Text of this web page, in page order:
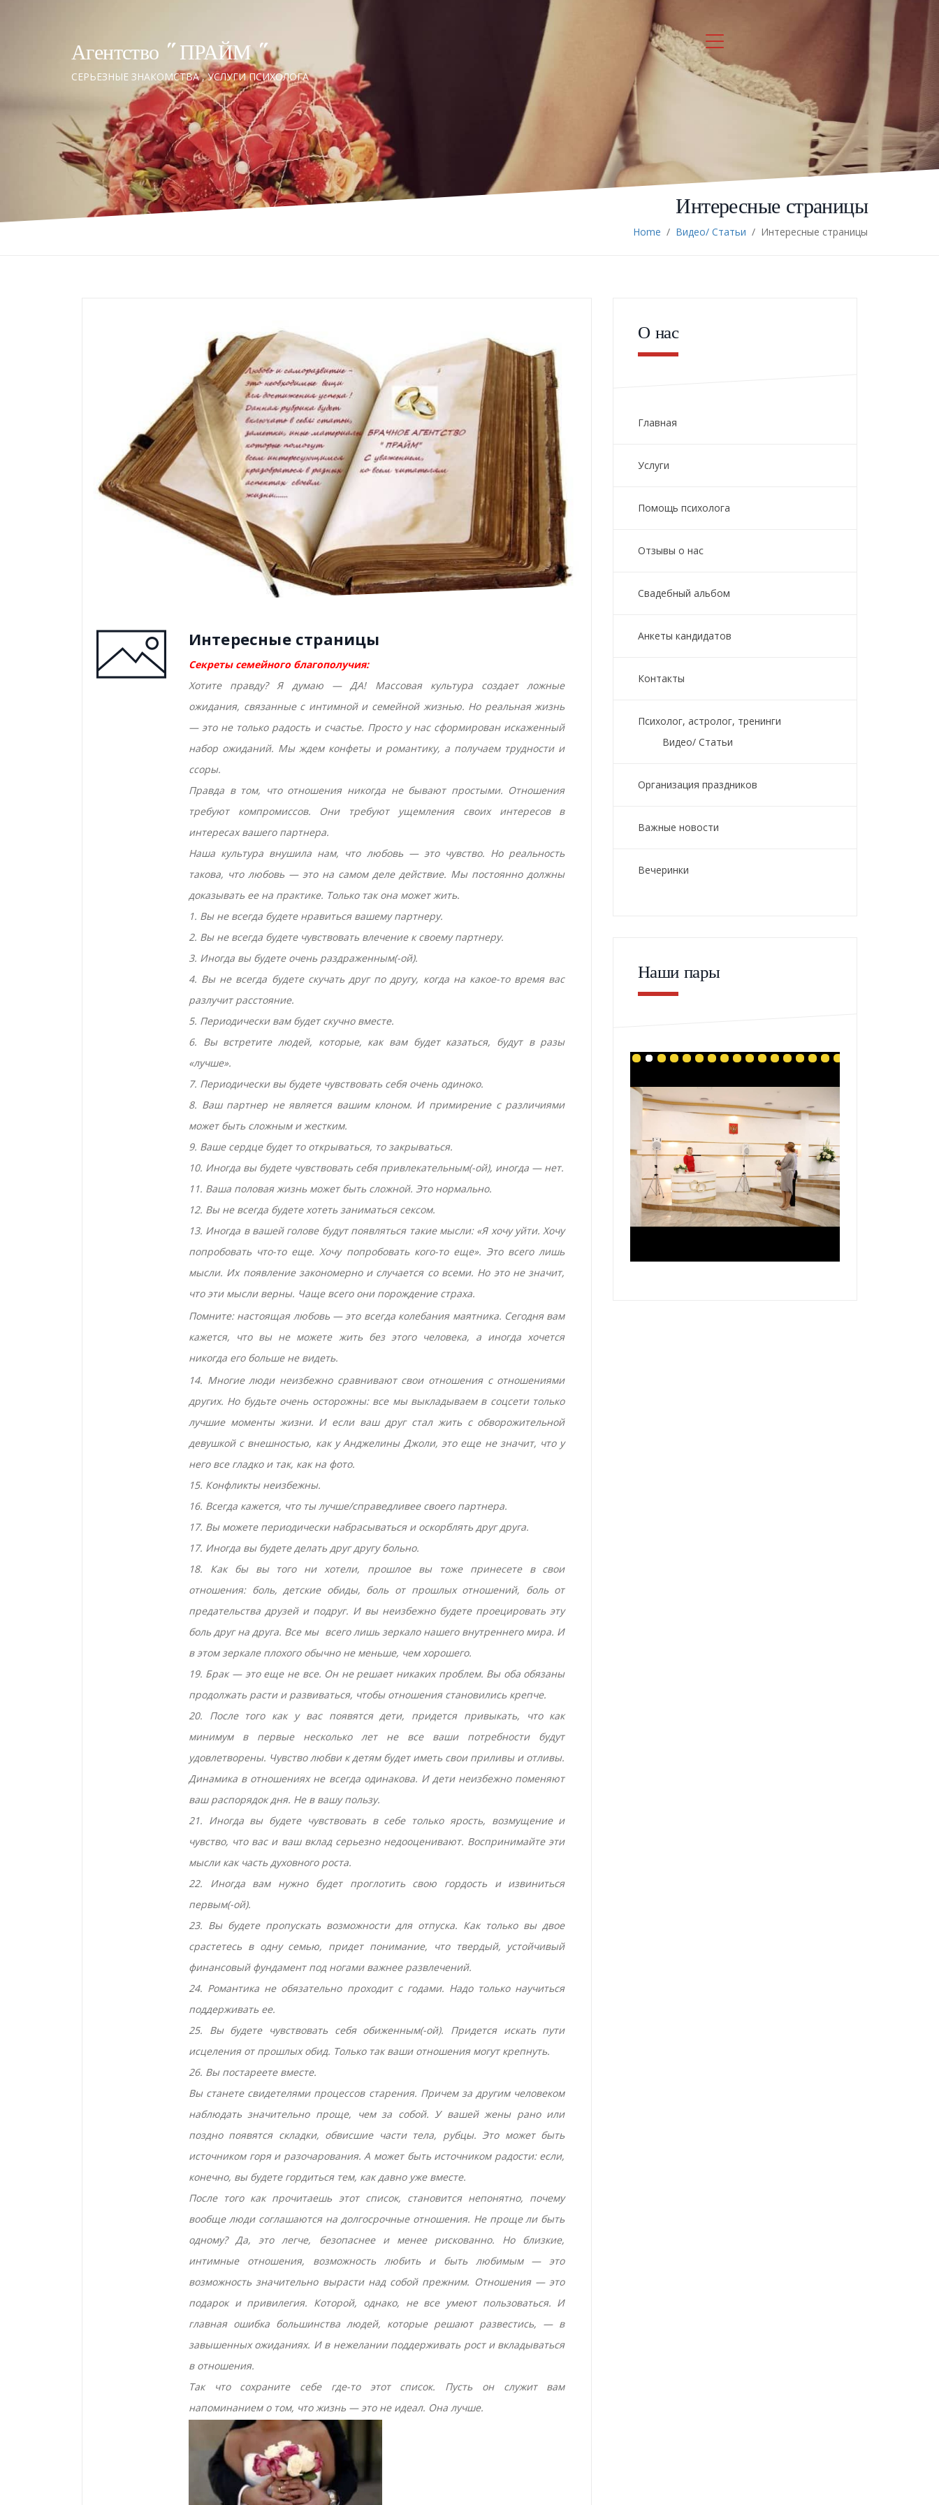
Агентство " ПРАЙМ "
СЕРЬЕЗНЫЕ ЗНАКОМСТВА , УСЛУГИ ПСИХОЛОГА
Интересные страницы
Home / Видео/ Статьи / Интересные страницы
Интересные страницы
Секреты семейного благополучия:
Хотите правду? Я думаю — ДА! Массовая культура создает ложные
ожидания, связанные с интимной и семейной жизнью. Но реальная жизнь
— это не только радость и счастье. Просто у нас сформирован искаженный
набор ожиданий. Мы ждем конфеты и романтику, а получаем трудности и
ссоры.
Правда в том, что отношения никогда не бывают простыми. Отношения
требуют компромиссов. Они требуют ущемления своих интересов в
интересах вашего партнера.
Наша культура внушила нам, что любовь — это чувство. Но реальность
такова, что любовь — это на самом деле действие. Мы постоянно должны
доказывать ее на практике. Только так она может жить.
1. Вы не всегда будете нравиться вашему партнеру.
2. Вы не всегда будете чувствовать влечение к своему партнеру.
3. Иногда вы будете очень раздраженным(-ой).
4. Вы не всегда будете скучать друг по другу, когда на какое-то время вас
разлучит расстояние.
5. Периодически вам будет скучно вместе.
6. Вы встретите людей, которые, как вам будет казаться, будут в разы
«лучше».
7. Периодически вы будете чувствовать себя очень одиноко.
8. Ваш партнер не является вашим клоном. И примирение с различиями
может быть сложным и жестким.
9. Ваше сердце будет то открываться, то закрываться.
10. Иногда вы будете чувствовать себя привлекательным(-ой), иногда — нет.
11. Ваша половая жизнь может быть сложной. Это нормально.
12. Вы не всегда будете хотеть заниматься сексом.
13. Иногда в вашей голове будут появляться такие мысли: «Я хочу уйти. Хочу
попробовать что-то еще. Хочу попробовать кого-то еще». Это всего лишь
мысли. Их появление закономерно и случается со всеми. Но это не значит,
что эти мысли верны. Чаще всего они порождение страха.
Помните: настоящая любовь — это всегда колебания маятника. Сегодня вам
кажется, что вы не можете жить без этого человека, а иногда хочется
никогда его больше не видеть.
14. Многие люди неизбежно сравнивают свои отношения с отношениями
других. Но будьте очень осторожны: все мы выкладываем в соцсети только
лучшие моменты жизни. И если ваш друг стал жить с обворожительной
девушкой с внешностью, как у Анджелины Джоли, это еще не значит, что у
него все гладко и так, как на фото.
15. Конфликты неизбежны.
16. Всегда кажется, что ты лучше/справедливее своего партнера.
17. Вы можете периодически набрасываться и оскорблять друг друга.
17. Иногда вы будете делать друг другу больно.
18. Как бы вы того ни хотели, прошлое вы тоже принесете в свои
отношения: боль, детские обиды, боль от прошлых отношений, боль от
предательства друзей и подруг. И вы неизбежно будете проецировать эту
боль друг на друга. Все мы ­ всего лишь зеркало нашего внутреннего мира. И
в этом зеркале плохого обычно не меньше, чем хорошего.
19. Брак — это еще не все. Он не решает никаких проблем. Вы оба обязаны
продолжать расти и развиваться, чтобы отношения становились крепче.
20. После того как у вас появятся дети, придется привыкать, что как
минимум в первые несколько лет не все ваши потребности будут
удовлетворены. Чувство любви к детям будет иметь свои приливы и отливы.
Динамика в отношениях не всегда одинакова. И дети неизбежно поменяют
ваш распорядок дня. Не в вашу пользу.
21. Иногда вы будете чувствовать в себе только ярость, возмущение и
чувство, что вас и ваш вклад серьезно недооценивают. Воспринимайте эти
мысли как часть духовного роста.
22. Иногда вам нужно будет проглотить свою гордость и извиниться
первым(-ой).
23. Вы будете пропускать возможности для отпуска. Как только вы двое
срастетесь в одну семью, придет понимание, что твердый, устойчивый
финансовый фундамент под ногами важнее развлечений.
24. Романтика не обязательно проходит с годами. Надо только научиться
поддерживать ее.
25. Вы будете чувствовать себя обиженным(­-ой). Придется искать пути
исцеления от прошлых обид. Только так ваши отношения могут крепнуть.
26. Вы постареете вместе.
Вы станете свидетелями процессов старения. Причем за другим человеком
наблюдать значительно проще, чем за собой. У вашей жены рано или
поздно появятся складки, обвисшие части тела, рубцы. Это может быть
источником горя и разочарования. А может быть источником радости: если,
конечно, вы будете гордиться тем, как давно уже вместе.
После того как прочитаешь этот список, становится непонятно, почему
вообще люди соглашаются на долгосрочные отношения. Не проще ли быть
одному? Да, это легче, безопаснее и менее рискованно. Но близкие,
интимные отношения, возможность любить и быть любимым — это
возможность значительно вырасти над собой прежним. Отношения — это
подарок и привилегия. Которой, однако, не все умеют пользоваться. И
главная ошибка большинства людей, которые решают развестись, — в
завышенных ожиданиях. И в нежелании поддерживать рост и вкладываться
в отношения.
Так что сохраните себе где-то этот список. Пусть он служит вам
напоминанием о том, что жизнь — это не идеал. Она лучше.
О нас
Главная
Услуги
Помощь психолога
Отзывы о нас
Свадебный альбом
Анкеты кандидатов
Контакты
Психолог, астролог, тренинги
Видео/ Статьи
Организация праздников
Важные новости
Вечеринки
Наши пары